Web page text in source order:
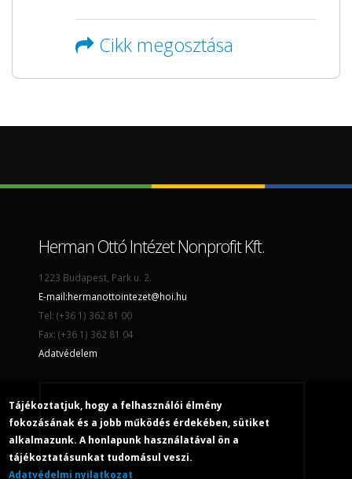
Cikk megosztása
Herman Ottó Intézet Nonprofit Kft.
1223 Budapest, Park u. 2.
E-mail:hermanottointezet@hoi.hu
Tel: (+36 1) 362 81 00
Fax: (+36 1) 362 81 04
Adatvédelem
Tájékoztatjuk, hogy a felhasználói élmény
fokozásának és a jobb működés érdekében, sütiket
alkalmazunk. A honlapunk használatával ön a
tájékoztatásunkat tudomásul veszi.
Adatvédelmi nyilatkozat